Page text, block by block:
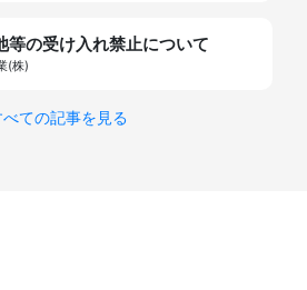
等の受け入れ禁止について
(株)
べての記事を見る